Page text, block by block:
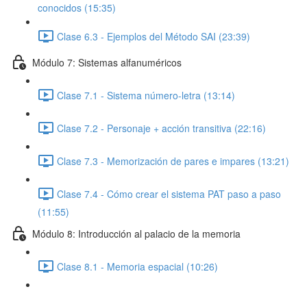
conocidos (15:35)
Clase 6.3 - Ejemplos del Método SAI (23:39)
Módulo 7: Sistemas alfanuméricos
Clase 7.1 - Sistema número-letra (13:14)
Clase 7.2 - Personaje + acción transitiva (22:16)
Clase 7.3 - Memorización de pares e impares (13:21)
Clase 7.4 - Cómo crear el sistema PAT paso a paso
(11:55)
Módulo 8: Introducción al palacio de la memoria
Clase 8.1 - Memoria espacial (10:26)